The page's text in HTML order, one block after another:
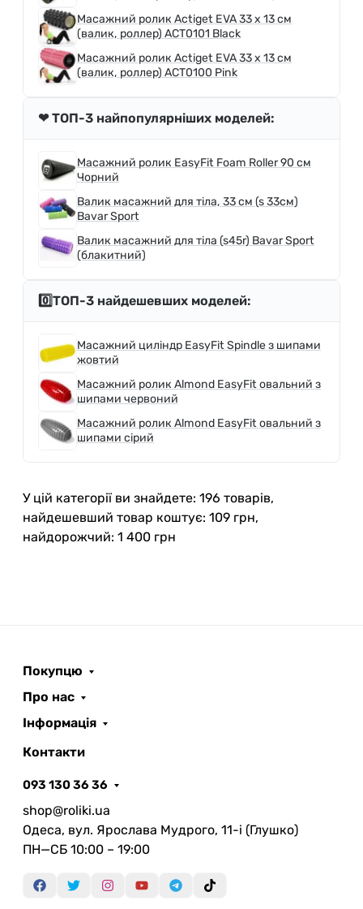
Масажний ролик Actiget EVA 33 x 13 см
(валик, роллер) ACT0101 Black
Масажний ролик Actiget EVA 33 x 13 см
(валик, роллер) ACT0100 Pink
❤ ТОП-3 найпопулярніших моделей:
Масажний ролик EasyFit Foam Roller 90 см
Чорний
Валик масажний для тіла, 33 см (s 33см)
Bavar Sport
Валик масажний для тіла (s45r) Bavar Sport
(блакитний)
0️⃣ТОП-3 найдешевших моделей:
Масажний циліндр EasyFit Spindle з шипами
жовтий
Масажний ролик Almond EasyFit овальний з
шипами червоний
Масажний ролик Almond EasyFit овальний з
шипами сірий
У цій категорії ви знайдете: 196 товарів,
найдешевший товар коштує: 109 грн,
найдорожчий: 1 400 грн
Покупцю
Про нас
Інформація
Контакти
093 130 36 36
shop@roliki.ua
Одеса, вул. Ярослава Мудрого, 11-i (Глушко)
ПН—СБ 10:00 – 19:00